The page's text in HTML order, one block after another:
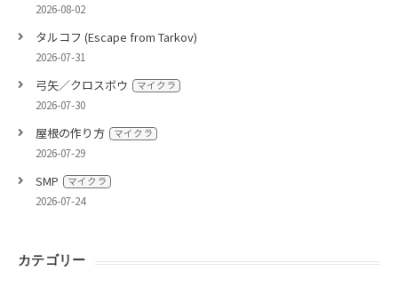
2026-08-02
タルコフ (Escape from Tarkov)
2026-07-31
弓矢／クロスボウ マイクラ
2026-07-30
屋根の作り方 マイクラ
2026-07-29
SMP マイクラ
2026-07-24
カテゴリー